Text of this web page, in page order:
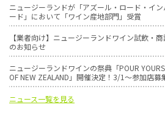
ニュージーランドが「アズール・ロード・イ
ード」において「ワイン産地部門」受賞
【業者向け】ニュージーランドワイン試飲・
のお知らせ
ニュージーランドワインの祭典「POUR
OF NEW ZEALAND」開催決定！3/1〜参加店募
ニュース一覧を見る